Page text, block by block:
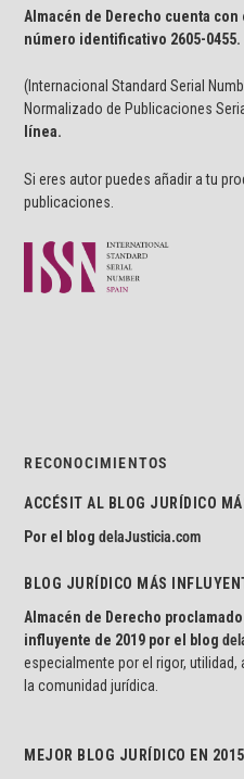
Almacén de Derecho cuenta con
número identificativo 2605-0455.
(Internacional Standard Serial
Normalizado de Publicaciones
línea.
Si eres autor puedes añadir a tu
publicaciones.
RECONOCIMIENTOS
ACCÉSIT AL BLOG JURÍDICO
Por el blogdelaJusticia.com
BLOG JURÍDICO MÁS
Almacén de Derecho
influyente de 2019 por el blog
especialmente por el rigor,
la comunidad jurídica.
MEJOR BLOG JURÍDICO EN 2015